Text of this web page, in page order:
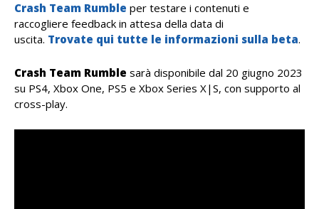
Crash Team Rumble per testare i contenuti e
raccogliere feedback in attesa della data di
uscita. Trovate qui tutte le informazioni sulla beta.
Crash Team Rumble sarà disponibile dal 20 giugno 2023
su PS4, Xbox One, PS5 e Xbox Series X|S, con supporto al
cross-play.